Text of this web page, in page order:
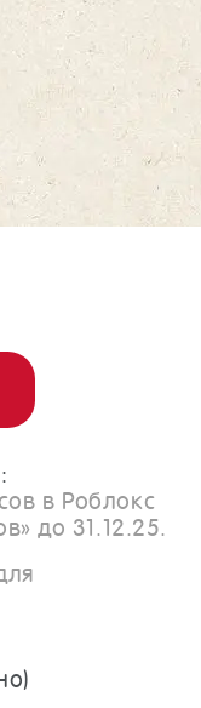
в Роблокс
до 31.12.25.